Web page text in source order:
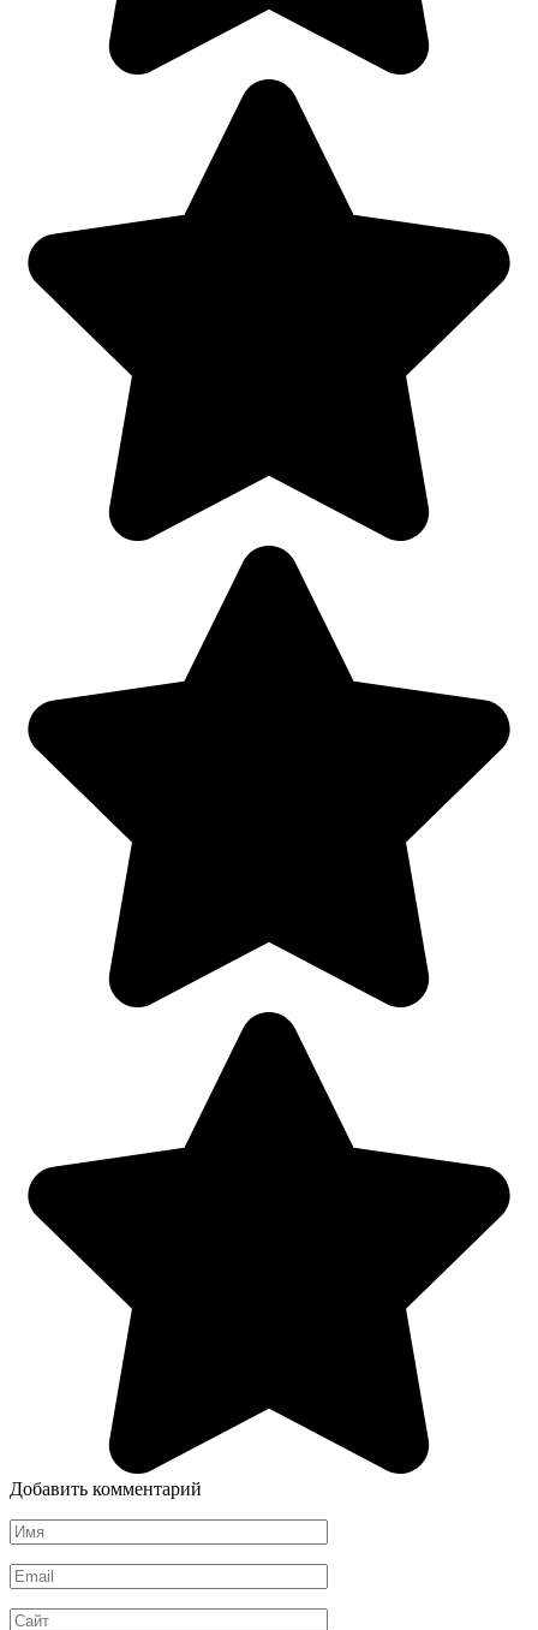
Добавить комментарий
Имя
*
Email
*
Сайт